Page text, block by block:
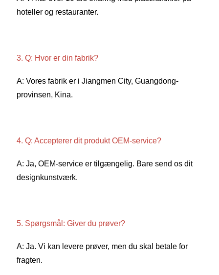
hoteller og restauranter.
3. Q: Hvor er din fabrik?
A: Vores fabrik er i Jiangmen City, Guangdong-
provinsen, Kina.
4. Q: Accepterer dit produkt OEM-service?
A: Ja, OEM-service er tilgængelig. Bare send os dit
designkunstværk.
5. Spørgsmål: Giver du prøver?
A: Ja. Vi kan levere prøver, men du skal betale for
fragten.